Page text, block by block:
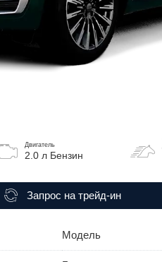
Двигатель
2.0 л Бензин
Запрос на трейд-ин
Модель